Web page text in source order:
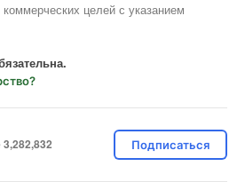
целей с указанием
Подписаться